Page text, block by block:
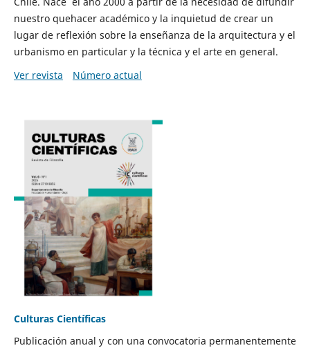
nuestro quehacer académico y la inquietud de crear un
lugar de reflexión sobre la enseñanza de la arquitectura y el
urbanismo en particular y la técnica y el arte en general.
Ver revista
Número actual
Culturas Científicas
Publicación anual y con una convocatoria permanentemente